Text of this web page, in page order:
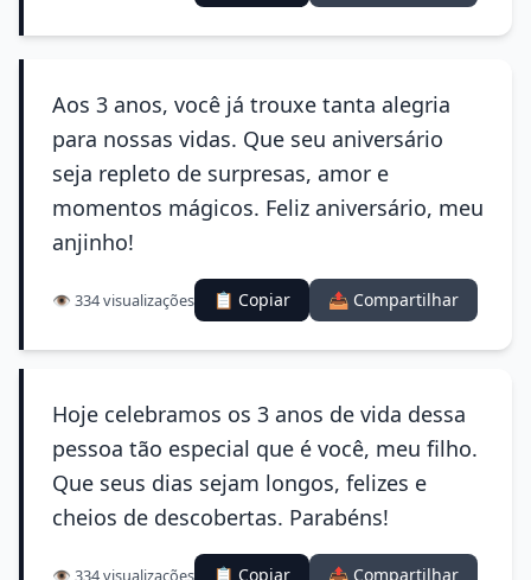
Aos 3 anos, você já trouxe tanta alegria
para nossas vidas. Que seu aniversário
seja repleto de surpresas, amor e
momentos mágicos. Feliz aniversário, meu
anjinho!
👁️ 334 visualizações 📋 Copiar 📤 Compartilhar
Hoje celebramos os 3 anos de vida dessa
pessoa tão especial que é você, meu filho.
Que seus dias sejam longos, felizes e
cheios de descobertas. Parabéns!
👁️ 334 visualizações 📋 Copiar 📤 Compartilhar